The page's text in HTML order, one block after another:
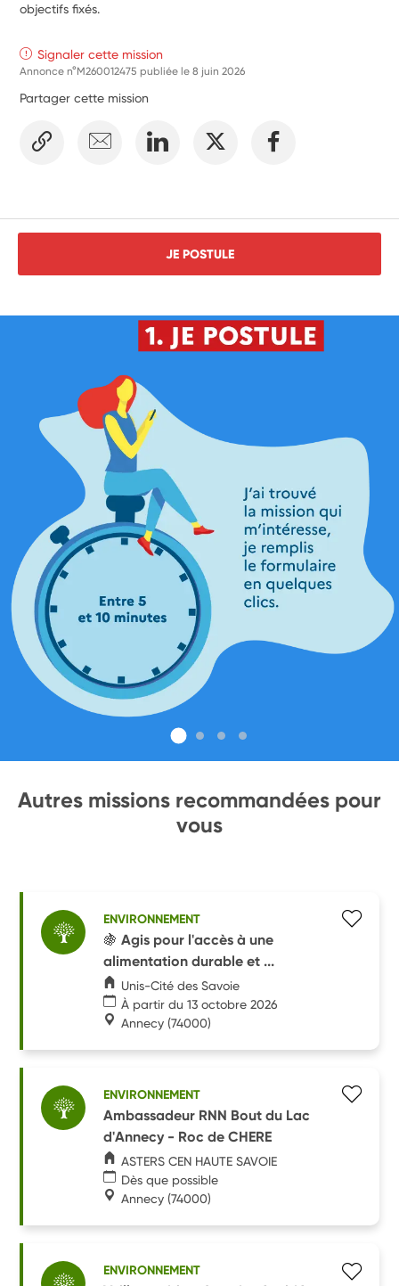
objectifs fixés.
Signaler cette mission
Annonce n°M260012475 publiée le8 juin 2026
Partager cette mission
JE POSTULE
Autres missions recommandées pour
vous
ENVIRONNEMENT
🍇 Agis pour l'accès à une
alimentation durable et ...
Unis-Cité des Savoie
À partir du 13 octobre 2026
Annecy (74000)
ENVIRONNEMENT
Ambassadeur RNN Bout du Lac
d'Annecy - Roc de CHERE
ASTERS CEN HAUTE SAVOIE
Dès que possible
Annecy (74000)
ENVIRONNEMENT